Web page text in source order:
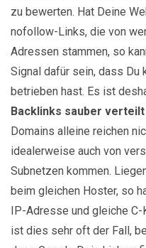
zu bewerten. Hat Deine
nofollow-Links, die von
Adressen stammen, so
Signal dafür sein, dass Du
betrieben hast. Es ist
Backlinks sauber verteilt
Domains alleine reichen
idealerweise auch von
Subnetzen kommen.
beim gleichen Hoster, so
IP-Adresse und gleiche
ist dies sehr oft der Fall,